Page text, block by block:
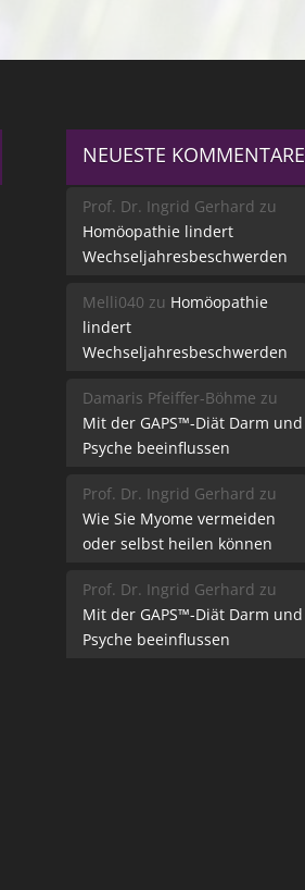
NEUESTE KOMMENTARE
Prof. Dr. Ingrid Gerhard zu
Homöopathie lindert
Wechseljahresbeschwerden
Melli040 zu Homöopathie
lindert
Wechseljahresbeschwerden
Damaris Pfeiffer-Böhme zu
Mit der GAPS™-Diät Darm und
Psyche beeinflussen
Prof. Dr. Ingrid Gerhard zu
Wie Sie Myome vermeiden
oder selbst heilen können
Prof. Dr. Ingrid Gerhard zu
Mit der GAPS™-Diät Darm und
Psyche beeinflussen